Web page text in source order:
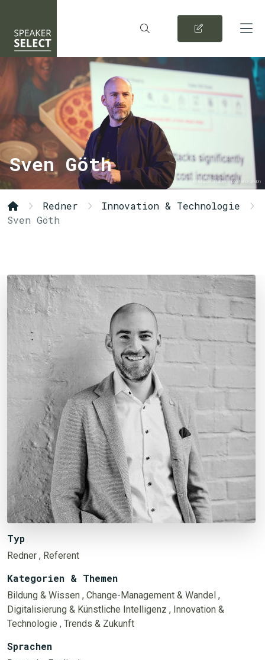
© Marco Stalder – pixel ahoi gmbh
Sven Göth
Redner
Innovation & Technologie
Sven Göth
Typ
Redner , Referent
Kategorien & Themen
Bildung & Wissen , Change-Management & Wandel ,
Digitalisierung & Künstliche Intelligenz , Innovation &
Technologie , Trends & Zukunft
Sprachen